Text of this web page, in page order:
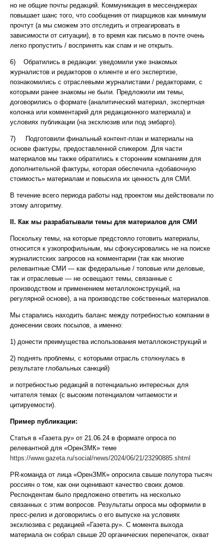
но не общие почты редакций. Коммуникация в мессенджерах
повышает шанс того, что сообщения от пиарщиков как минимум
прочтут (а мы сможем это отследить и отреагировать в
зависимости от ситуации), в то время как письмо в почте очень
легко пропустить / воспринять как спам и не открыть.
6) Обратились в редакции: уведомили уже знакомых
журналистов и редакторов о клиенте и его экспертизе,
познакомились с отраслевыми журналистами / редакторами, с
которыми ранее знакомы не были. Предложили им темы,
договорились о формате (аналитический материал, экспертная
колонка или комментарий для редакционного материала) и
условиях публикации (на эксклюзив или под эмбарго).
7) Подготовили финальный контент-план и материалы на
основе фактуры, предоставленной спикером. Для части
материалов мы также обратились к сторонним компаниям для
дополнительной фактуры, которая обеспечила «добавочную
стоимость» материалам и повысила их ценность для СМИ.
В течение всего периода работы над проектом мы действовали по
этому алгоритму.
II. Как мы разрабатывали темы для материалов для СМИ
Поскольку темы, на которые предстояло готовить материалы,
относится к узкопрофильным, мы сфокусировались не на поиске
журналистских запросов на комментарии (так как многие
релевантные СМИ — как федеральные / топовые или деловые,
так и отраслевые — не освещают темы, связанные с
производством и применением металлоконструкций, на
регулярной основе), а на производстве собственных материалов.
Мы старались находить баланс между потребностью компании в
донесении своих посылов, а именно:
1) донести преимущества использования металлоконструкций и
2) поднять проблемы, с которыми отрасль столкнулась в
результате глобальных санкций)
и потребностью редакций в потенциально интересных для
читателя темах (с высоким потенциалом читаемости и
цитируемости).
Пример публикации:
Статья в «Газета.ру» от 21.06.24 в формате опроса по
релевантной для «ОренЗМК» теме
https://www.gazeta.ru/social/news/2024/06/21/23290885.shtml
PR-команда от лица «ОренЗМК» опросила свыше полутора тысяч
россиян о том, как они оценивают качество своих домов.
Респондентам было предложено ответить на несколько
связанных с этим вопросов. Результаты опроса мы оформили в
пресс-релиз и договорились о его выпуске на условиях
эксклюзива с редакцией «Газета.ру». С момента выхода
материала он собрал свыше 20 органических перепечаток, охват